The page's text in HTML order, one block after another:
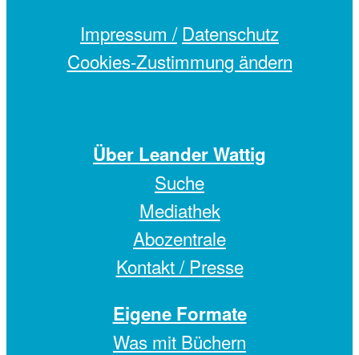
Impressum / Datenschutz
Cookies-Zustimmung ändern
Über Leander Wattig
Suche
Mediathek
Abozentrale
Kontakt / Presse
Eigene Formate
Was mit Büchern